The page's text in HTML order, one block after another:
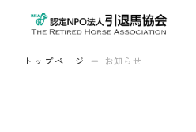
トップページ お知らせ